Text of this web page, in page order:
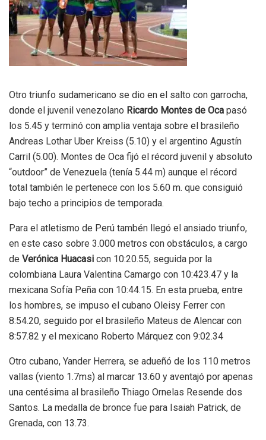
Otro triunfo sudamericano se dio en el salto con garrocha,
donde el juvenil venezolano Ricardo Montes de Oca pasó
los 5.45 y terminó con amplia ventaja sobre el brasileño
Andreas Lothar Uber Kreiss (5.10) y el argentino Agustín
Carril (5.00). Montes de Oca fijó el récord juvenil y absoluto
“outdoor” de Venezuela (tenía 5.44 m) aunque el récord
total también le pertenece con los 5.60 m. que consiguió
bajo techo a principios de temporada.
Para el atletismo de Perú tambén llegó el ansiado triunfo,
en este caso sobre 3.000 metros con obstáculos, a cargo
de Verónica Huacasi con 10:20.55, seguida por la
colombiana Laura Valentina Camargo con 10:423.47 y la
mexicana Sofía Peña con 10:44.15. En esta prueba, entre
los hombres, se impuso el cubano Oleisy Ferrer con
8:54.20, seguido por el brasileño Mateus de Alencar con
8:57.82 y el mexicano Roberto Márquez con 9:02.34
Otro cubano, Yander Herrera, se adueñó de los 110 metros
vallas (viento 1.7ms) al marcar 13.60 y aventajó por apenas
una centésima al brasileño Thiago Ornelas Resende dos
Santos. La medalla de bronce fue para Isaiah Patrick, de
Grenada, con 13.73.